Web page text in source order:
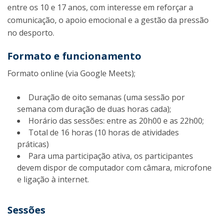
entre os 10 e 17 anos, com interesse em reforçar a
comunicação, o apoio emocional e a gestão da pressão
no desporto.
Formato e funcionamento
Formato online (via Google Meets);
Duração de oito semanas (uma sessão por
semana com duração de duas horas cada);
Horário das sessões: entre as 20h00 e as 22h00;
Total de 16 horas (10 horas de atividades
práticas)
Para uma participação ativa, os participantes
devem dispor de computador com câmara, microfone
e ligação à internet.
Sessões